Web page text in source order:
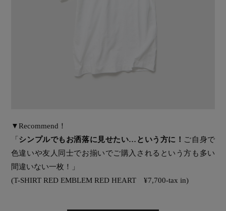
▼Recommend！
「 シンプルでもお洒落に見せたい…という方に！ ご自身で
色違いや友人同士でお揃いでご購入されるという方も多い
間違いない一枚！」
(T-SHIRT RED EMBLEM RED HEART ¥7,700-tax in)